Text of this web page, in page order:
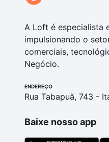
A Loft é especialista
impulsionando o
comerciais,
Negócio.
ENDEREÇO
Rua Tabapuã, 743 -
Baixe nosso app